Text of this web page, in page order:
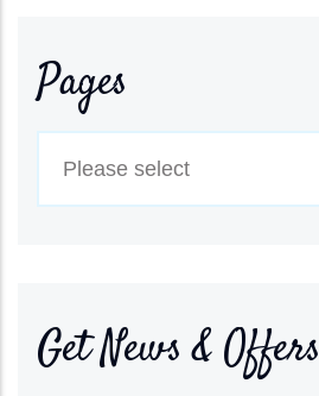
Pages
Get News & Offers